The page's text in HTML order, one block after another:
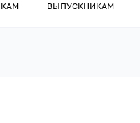
ВЫПУСКНИКАМ